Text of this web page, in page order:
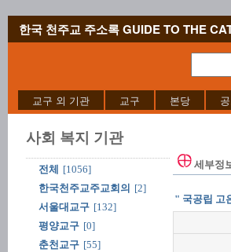
한국 천주교 주소록 GUIDE TO THE
교구 외 기관 교구 본당
사회 복지 기관
전체
[1056]
한국천주교주교회의 [2]
서울대교구 [132]
평양교구 [0]
춘천교구 [55]
세부정
" 국공립 고